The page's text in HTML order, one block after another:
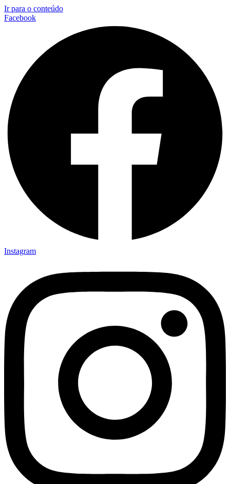
Ir para o conteúdo
Facebook
Instagram